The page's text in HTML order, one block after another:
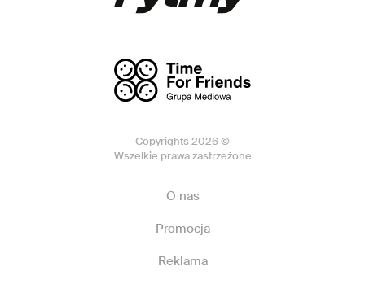
Copyrights 2026 ©
Wszelkie prawa zastrzeżone
O nas
Promocja
Reklama